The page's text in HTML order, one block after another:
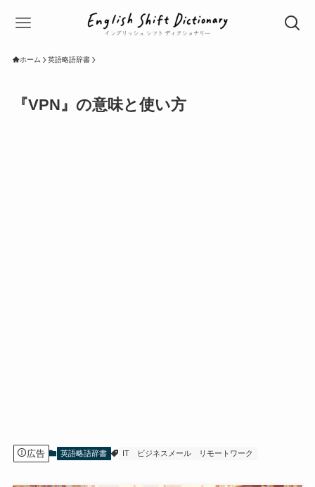
ホーム 英語略語辞書
『VPN』の意味と使い方
広告 英語略語辞書 IT ビジネスメール リモートワーク